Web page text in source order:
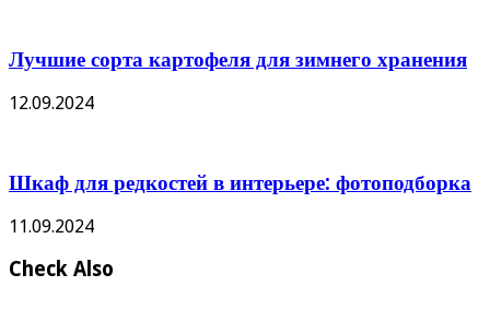
Лучшие сорта картофеля для зимнего хранения
12.09.2024
Шкаф для редкостей в интерьере: фотоподборка
11.09.2024
Check Also